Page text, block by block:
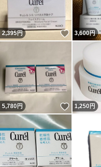
2,395円 いいね！
3,600円
5,780円 いいね！
1,250円